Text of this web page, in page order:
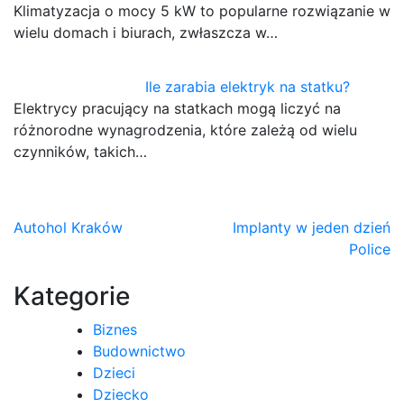
Klimatyzacja o mocy 5 kW to popularne rozwiązanie w
wielu domach i biurach, zwłaszcza w…
Ile zarabia elektryk na statku?
Elektrycy pracujący na statkach mogą liczyć na
różnorodne wynagrodzenia, które zależą od wielu
czynników, takich…
Nawigacja
Autohol Kraków
Implanty w jeden dzień
Police
Kategorie
Biznes
Budownictwo
Dzieci
Dziecko